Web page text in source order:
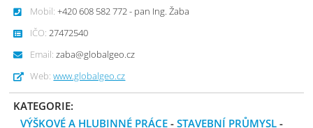
Mobil: +420 608 582 772 - pan Ing. Žaba
IČO: 27472540
Email: zaba@globalgeo.cz
Web: www.globalgeo.cz
KATEGORIE:
VÝŠKOVÉ A HLUBINNÉ PRÁCE -STAVEBNÍ PRŮMYSL -